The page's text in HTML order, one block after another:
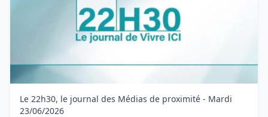
Le 22h30, le journal des Médias de proximité - Mardi
23/06/2026